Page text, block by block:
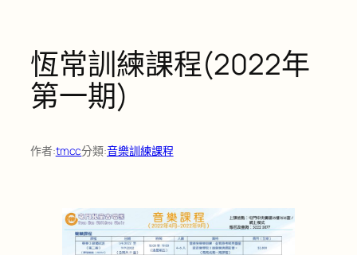
恆常訓練課程(2022年
第一期)
作者:tmcc分類:音樂訓練課程